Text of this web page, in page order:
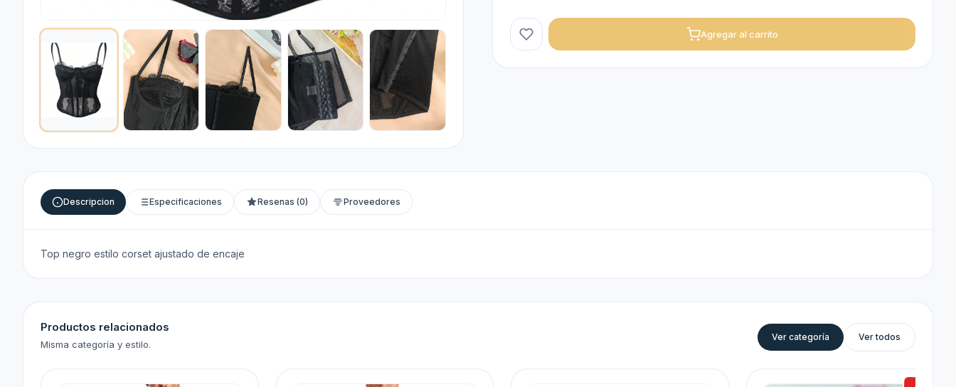
Agregar al carrito
Descripcion Especificaciones Resenas (0) Proveedores
Top negro estilo corset ajustado de encaje
Productos relacionados
Misma categoría y estilo.
Ver categoría Ver todos